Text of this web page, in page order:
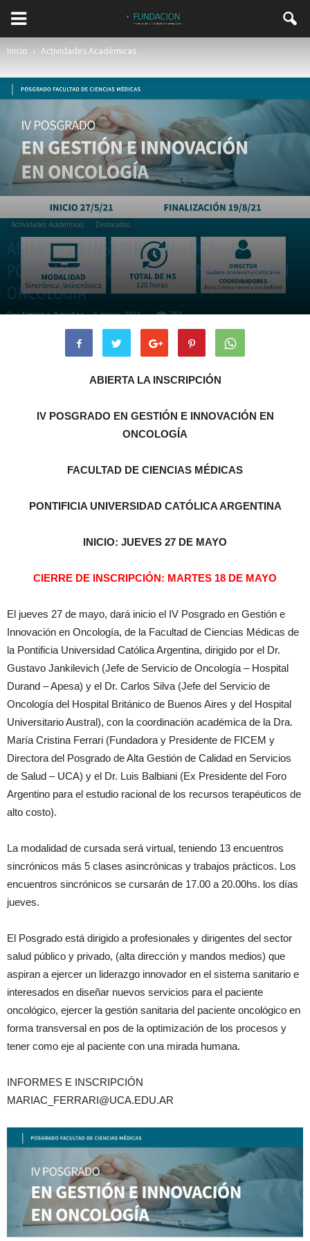
Inicio Actividades Académicas
Actividades Académicas Destacadas
ABIERTA LA INSCRIPCIÓN – UCA – IV
POSGRADO EN GESTIÓN E INNOVACIÓN EN
ONCOLOGÍA
PorJimena Aguilar - 6 mayo, 2021 752
ABIERTA LA INSCRIPCIÓN
IV POSGRADO EN GESTIÓN E INNOVACIÓN EN
ONCOLOGÍA
FACULTAD DE CIENCIAS MÉDICAS
PONTIFICIA UNIVERSIDAD CATÓLICA ARGENTINA
INICIO: JUEVES 27 DE MAYO
CIERRE DE INSCRIPCIÓN: MARTES 18 DE MAYO
El jueves 27 de mayo, dará inicio el IV Posgrado en Gestión e
Innovación en Oncología, de la Facultad de Ciencias Médicas de
la Pontificia Universidad Católica Argentina, dirigido por el Dr.
Gustavo Jankilevich (Jefe de Servicio de Oncología – Hospital
Durand – Apesa) y el Dr. Carlos Silva (Jefe del Servicio de
Oncología del Hospital Británico de Buenos Aires y del Hospital
Universitario Austral), con la coordinación académica de la Dra.
María Cristina Ferrari (Fundadora y Presidente de FICEM y
Directora del Posgrado de Alta Gestión de Calidad en Servicios
de Salud – UCA) y el Dr. Luis Balbiani (Ex Presidente del Foro
Argentino para el estudio racional de los recursos terapéuticos de
alto costo).
La modalidad de cursada será virtual, teniendo 13 encuentros
sincrónicos más 5 clases asincrónicas y trabajos prácticos. Los
encuentros sincrónicos se cursarán de 17.00 a 20.00hs. los días
jueves.
El Posgrado está dirigido a profesionales y dirigentes del sector
salud público y privado, (alta dirección y mandos medios) que
aspiran a ejercer un liderazgo innovador en el sistema sanitario e
interesados en diseñar nuevos servicios para el paciente
oncológico, ejercer la gestión sanitaria del paciente oncológico en
forma transversal en pos de la optimización de los procesos y
tener como eje al paciente con una mirada humana.
INFORMES E INSCRIPCIÓN
MARIAC_FERRARI@UCA.EDU.AR